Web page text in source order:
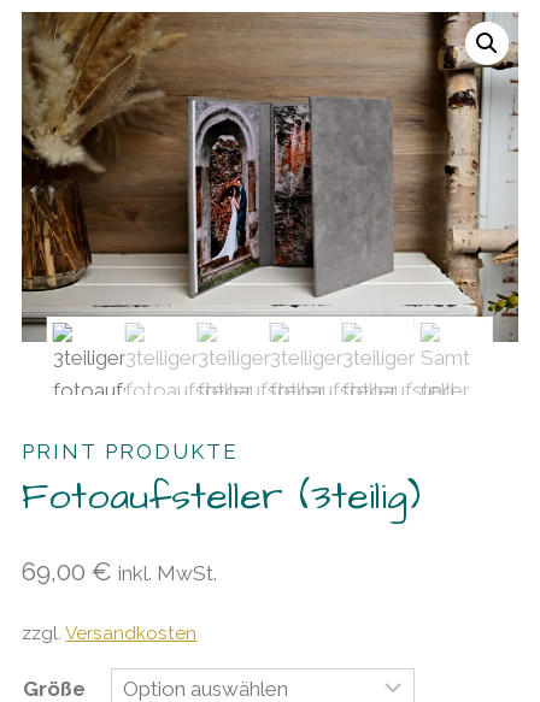
PRINT PRODUKTE
Fotoaufsteller (3teilig)
69,00€ inkl. MwSt.
zzgl.Versandkosten
Größe